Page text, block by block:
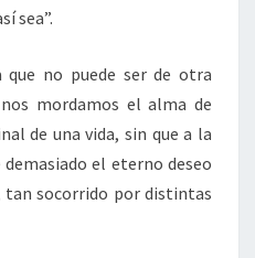
sea”.
que no puede ser de otra
mordamos el alma de
de una vida, sin que a la
el eterno deseo
tan socorrido por distintas